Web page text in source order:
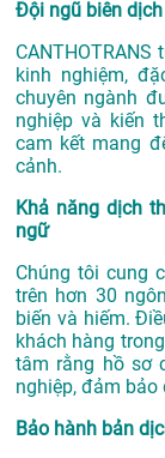
Đội ngũ biên
kinh nghiệm,
chuyên ngành
nghiệp và kiến
cam kết mang
cảnh.
Khả năng dịch
ngữ
Chúng tôi cung
trên hơn 30
biến và hiếm.
khách hàng
tâm rằng hồ sơ
nghiệp, đảm
Bảo hành bản